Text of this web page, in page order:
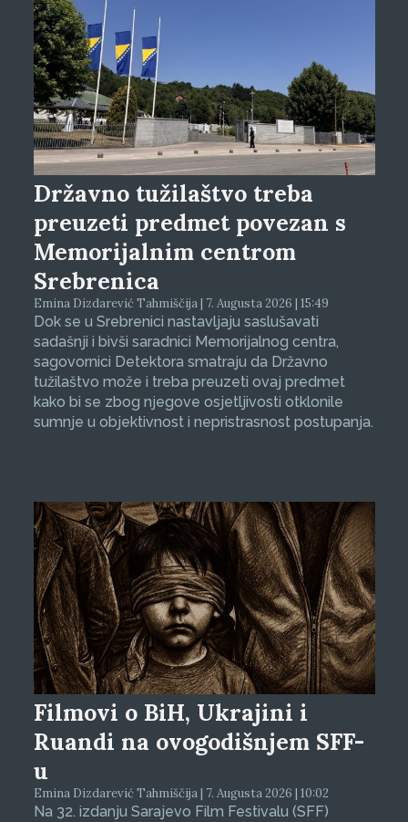
Državno tužilaštvo treba
preuzeti predmet povezan s
Memorijalnim centrom
Srebrenica
Emina Dizdarević Tahmiščija | 7. Augusta 2026 | 15:49
Dok se u Srebrenici nastavljaju saslušavati
sadašnji i bivši saradnici Memorijalnog centra,
sagovornici Detektora smatraju da Državno
tužilaštvo može i treba preuzeti ovaj predmet
kako bi se zbog njegove osjetljivosti otklonile
sumnje u objektivnost i nepristrasnost postupanja.
Filmovi o BiH, Ukrajini i
Ruandi na ovogodišnjem SFF-
u
Emina Dizdarević Tahmiščija | 7. Augusta 2026 | 10:02
Na 32. izdanju Sarajevo Film Festivalu (SFF)